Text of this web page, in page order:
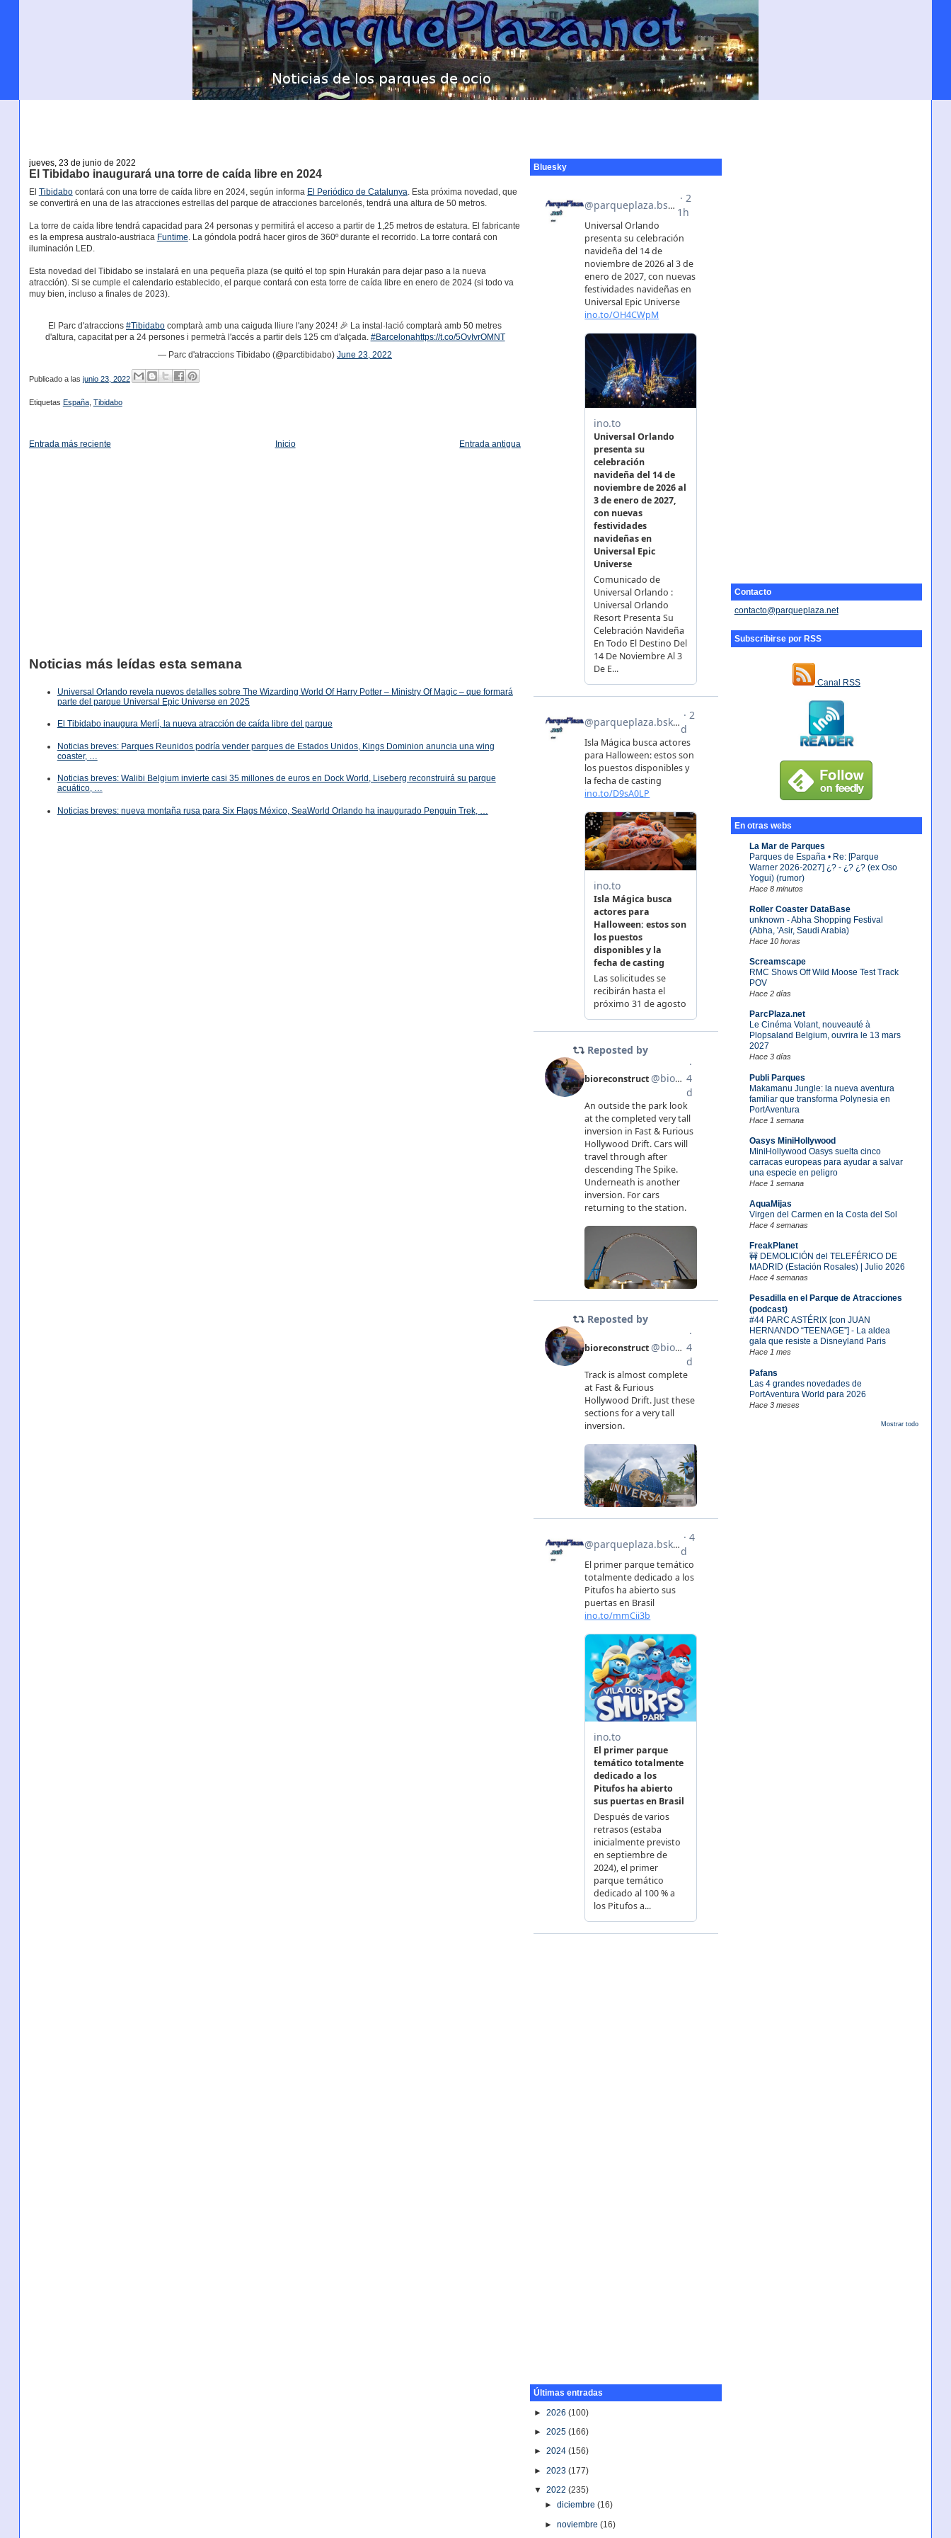
Contacto
contacto@parqueplaza.net
Subscribirse por RSS
Canal RSS
En otras webs
La Mar de Parques
Parques de España • Re: [Parque
Warner 2026-2027] ¿? - ¿? ¿? (ex Oso
Yogui) (rumor)
Hace 8 minutos
Roller Coaster DataBase
unknown - Abha Shopping Festival
(Abha, 'Asir, Saudi Arabia)
Hace 10 horas
Screamscape
RMC Shows Off Wild Moose Test Track
POV
Hace 2 días
ParcPlaza.net
Le Cinéma Volant, nouveauté à
Plopsaland Belgium, ouvrira le 13 mars
2027
Hace 3 días
Publi Parques
Makamanu Jungle: la nueva aventura
familiar que transforma Polynesia en
PortAventura
Hace 1 semana
Oasys MiniHollywood
MiniHollywood Oasys suelta cinco
carracas europeas para ayudar a salvar
una especie en peligro
Hace 1 semana
AquaMijas
Virgen del Carmen en la Costa del Sol
Hace 4 semanas
FreakPlanet
🚧 DEMOLICIÓN del TELEFÉRICO DE
MADRID (Estación Rosales) | Julio 2026
Hace 4 semanas
Pesadilla en el Parque de Atracciones
(podcast)
#44 PARC ASTÉRIX [con JUAN
HERNANDO “TEENAGE”] - La aldea
gala que resiste a Disneyland Paris
Hace 1 mes
Pafans
Las 4 grandes novedades de
PortAventura World para 2026
Hace 3 meses
Mostrar todo
jueves, 23 de junio de 2022
El Tibidabo inaugurará una torre de caída libre en 2024
El Tibidabocontará con una torre de caída libre en 2024, según informa El Periódico de Catalunya. Esta próxima novedad, que
se convertirá en una de las atracciones estrellas del parque de atracciones barcelonés, tendrá una altura de 50 metros.
La torre de caída libre tendrá capacidad para 24 personas y permitirá el acceso a partir de 1,25 metros de estatura. El fabricante
es la empresa australo-austriaca Funtime. La góndola podrá hacer giros de 360º durante el recorrido. La torre contará con
iluminación LED.
Esta novedad del Tibidabo se instalará en una pequeña plaza (se quitó el top spin Hurakán para dejar paso a la nueva
atracción). Si se cumple el calendario establecido, el parque contará con esta torre de caída libre en enero de 2024 (si todo va
muy bien, incluso a finales de 2023).
El Parc d'atraccions#Tibidabo comptarà amb una caiguda lliure l'any 2024! 🎉 La instal·lació comptarà amb 50 metres
d'altura, capacitat per a 24 persones i permetrà l'accés a partir dels 125 cm d'alçada. #Barcelonahttps://t.co/5OvIvrOMNT
— Parc d'atraccions Tibidabo (@parctibidabo)June 23, 2022
Publicado a las junio 23, 2022
Etiquetas España, Tibidabo
Entrada más reciente Entrada antigua
Inicio
Noticias más leídas esta semana
Universal Orlando revela nuevos detalles sobre The Wizarding World Of Harry Potter – Ministry Of Magic – que formará
parte del parque Universal Epic Universe en 2025
El Tibidabo inaugura Merlí, la nueva atracción de caída libre del parque
Noticias breves: Parques Reunidos podría vender parques de Estados Unidos, Kings Dominion anuncia una wing
coaster, …
Noticias breves: Walibi Belgium invierte casi 35 millones de euros en Dock World, Liseberg reconstruirá su parque
acuático, …
Noticias breves: nueva montaña rusa para Six Flags México, SeaWorld Orlando ha inaugurado Penguin Trek, …
Bluesky
Últimas entradas
►2026(100)
►2025(166)
►2024(156)
►2023(177)
▼2022(235)
►diciembre(16)
►noviembre(16)